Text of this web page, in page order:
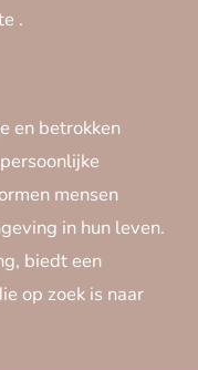
.
en betrokken
mensen
in hun leven.
biedt een
op zoek is naar